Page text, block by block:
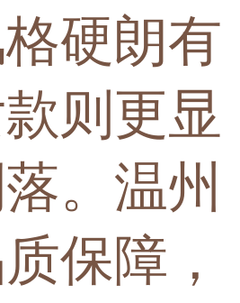
硬朗有
则更显
。温州
保障，